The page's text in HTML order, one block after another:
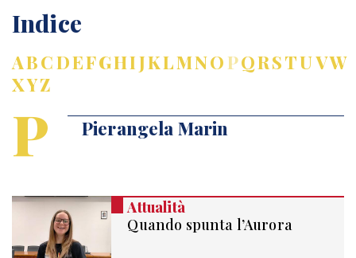
Indice
ABCDEFGHIJKLMNOPQRSTUVW
XYZ
P Pierangela Marin
Attualità
Quando spunta l’Aurora